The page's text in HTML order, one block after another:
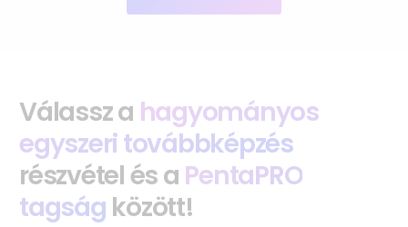
Válassz a hagyományos
egyszeri továbbképzés
részvétel és a PentaPRO
tagság között!